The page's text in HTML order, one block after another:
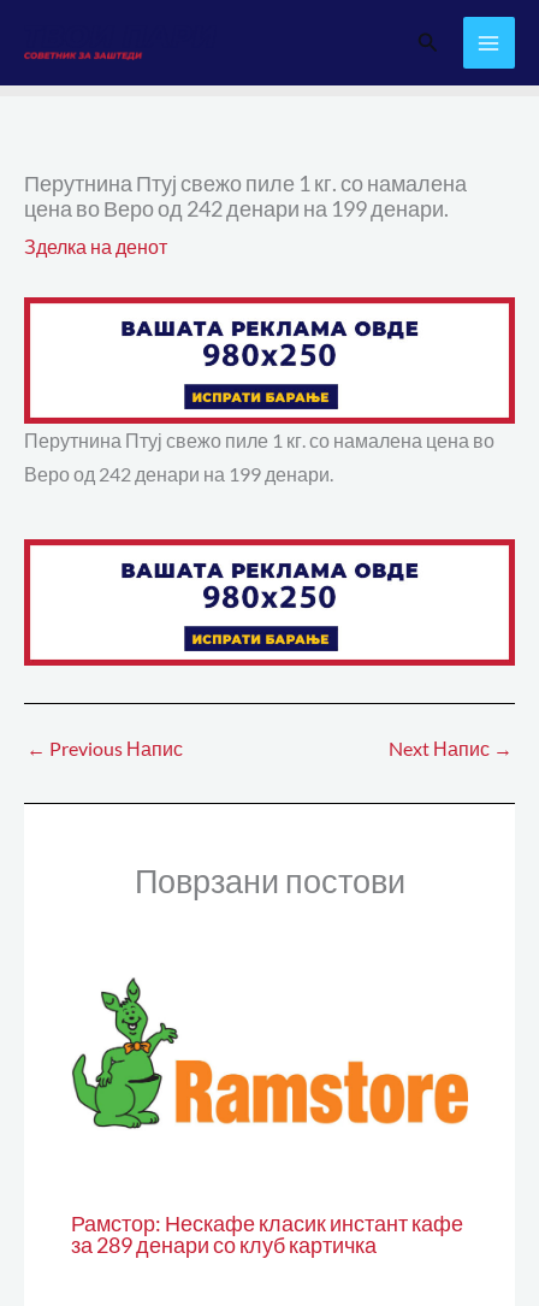
content
Search
Перутнина Птуј свежо пиле 1 кг. со намалена
цена во Веро од 242 денари на 199 денари.
Зделка на денот
Перутнина Птуј свежо пиле 1 кг. со намалена цена во
Веро од 242 денари на 199 денари.
← Previous Напис Next Напис →
Поврзани постови
Рамстор: Нескафе класик инстант кафе
за 289 денари со клуб картичка